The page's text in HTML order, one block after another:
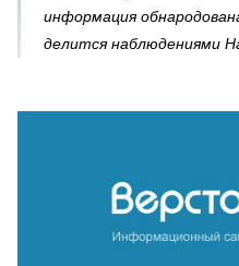
информация
делится наблюдениями